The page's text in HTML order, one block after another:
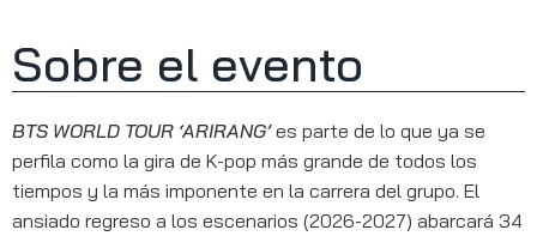
Sobre el evento
BTS WORLD TOUR ‘ARIRANG’es parte de lo que ya se
perfila como la gira de K-pop más grande de todos los
tiempos y la más imponente en la carrera del grupo. El
ansiado regreso a los escenarios (2026-2027) abarcará 34